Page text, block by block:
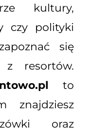
kultury,
czy polityki
się
resortów.
to
znajdziesz
oraz